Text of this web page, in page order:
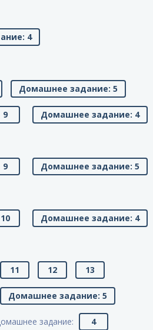
4
Домашнее задание: 5
9 Домашнее задание: 4
9 Домашнее задание: 5
10 Домашнее задание: 4
11 12 13
Домашнее задание: 5
задание: 4